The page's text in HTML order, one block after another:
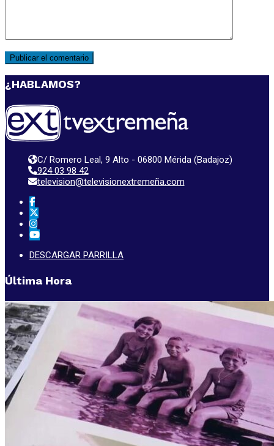
¿HABLAMOS?
C/ Romero Leal, 9 Alto - 06800 Mérida (Badajoz)
924 03 98 42
television@televisionextremeña.com
DESCARGAR PARRILLA
Última Hora